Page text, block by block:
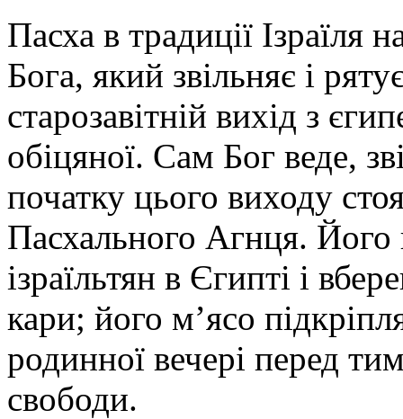
Пасха в традиції Ізраїля
Бога, який звільняє і
старозавітній вихід з
обіцяної. Сам Бог веде,
початку цього виходу
Пасхального Агнця. Його
ізраїльтян в Єгипті і
кари; його м’ясо
родинної вечері перед
свободи.